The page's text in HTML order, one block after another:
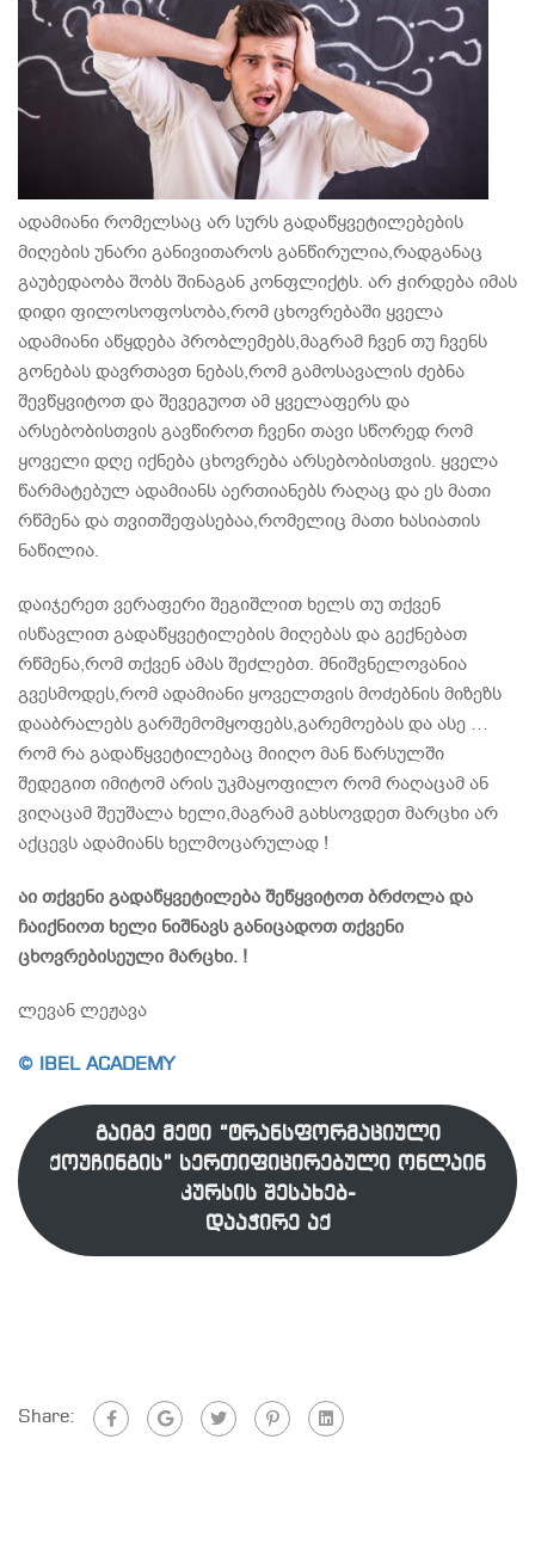
ადამიანი რომელსაც არ სურს გადაწყვეტილებების
მიღების უნარი განივითაროს განწირულია,რადგანაც
გაუბედაობა შობს შინაგან კონფლიქტს. არ ჭირდება იმას
დიდი ფილოსოფოსობა,რომ ცხოვრებაში ყველა
ადამიანი აწყდება პრობლემებს,მაგრამ ჩვენ თუ ჩვენს
გონებას დავრთავთ ნებას,რომ გამოსავალის ძებნა
შევწყვიტოთ და შევეგუოთ ამ ყველაფერს და
არსებობისთვის გავწიროთ ჩვენი თავი სწორედ რომ
ყოველი დღე იქნება ცხოვრება არსებობისთვის. ყველა
წარმატებულ ადამიანს აერთიანებს რაღაც და ეს მათი
რწმენა და თვითშეფასებაა,რომელიც მათი ხასიათის
ნაწილია.
დაიჯერეთ ვერაფერი შეგიშლით ხელს თუ თქვენ
ისწავლით გადაწყვეტილების მიღებას და გექნებათ
რწმენა,რომ თქვენ ამას შეძლებთ. მნიშვნელოვანია
გვესმოდეს,რომ ადამიანი ყოველთვის მოძებნის მიზეზს
დააბრალებს გარშემომყოფებს,გარემოებას და ასე …
რომ რა გადაწყვეტილებაც მიიღო მან წარსულში
შედეგით იმიტომ არის უკმაყოფილო რომ რაღაცამ ან
ვიღაცამ შეუშალა ხელი,მაგრამ გახსოვდეთ მარცხი არ
აქცევს ადამიანს ხელმოცარულად !
აი თქვენი გადაწყვეტილება შეწყვიტოთ ბრძოლა და
ჩაიქნიოთ ხელი ნიშნავს განიცადოთ თქვენი
ცხოვრებისეული მარცხი. !
ლევან ლეჟავა
© IBEL ACADEMY
გაიგე მეტი “ტრანსფორმაციული
ქოუჩინგის” სერთიფიცირებული ონლაინ
კურსის შესახებ-
დააჭირე აქ
Share: